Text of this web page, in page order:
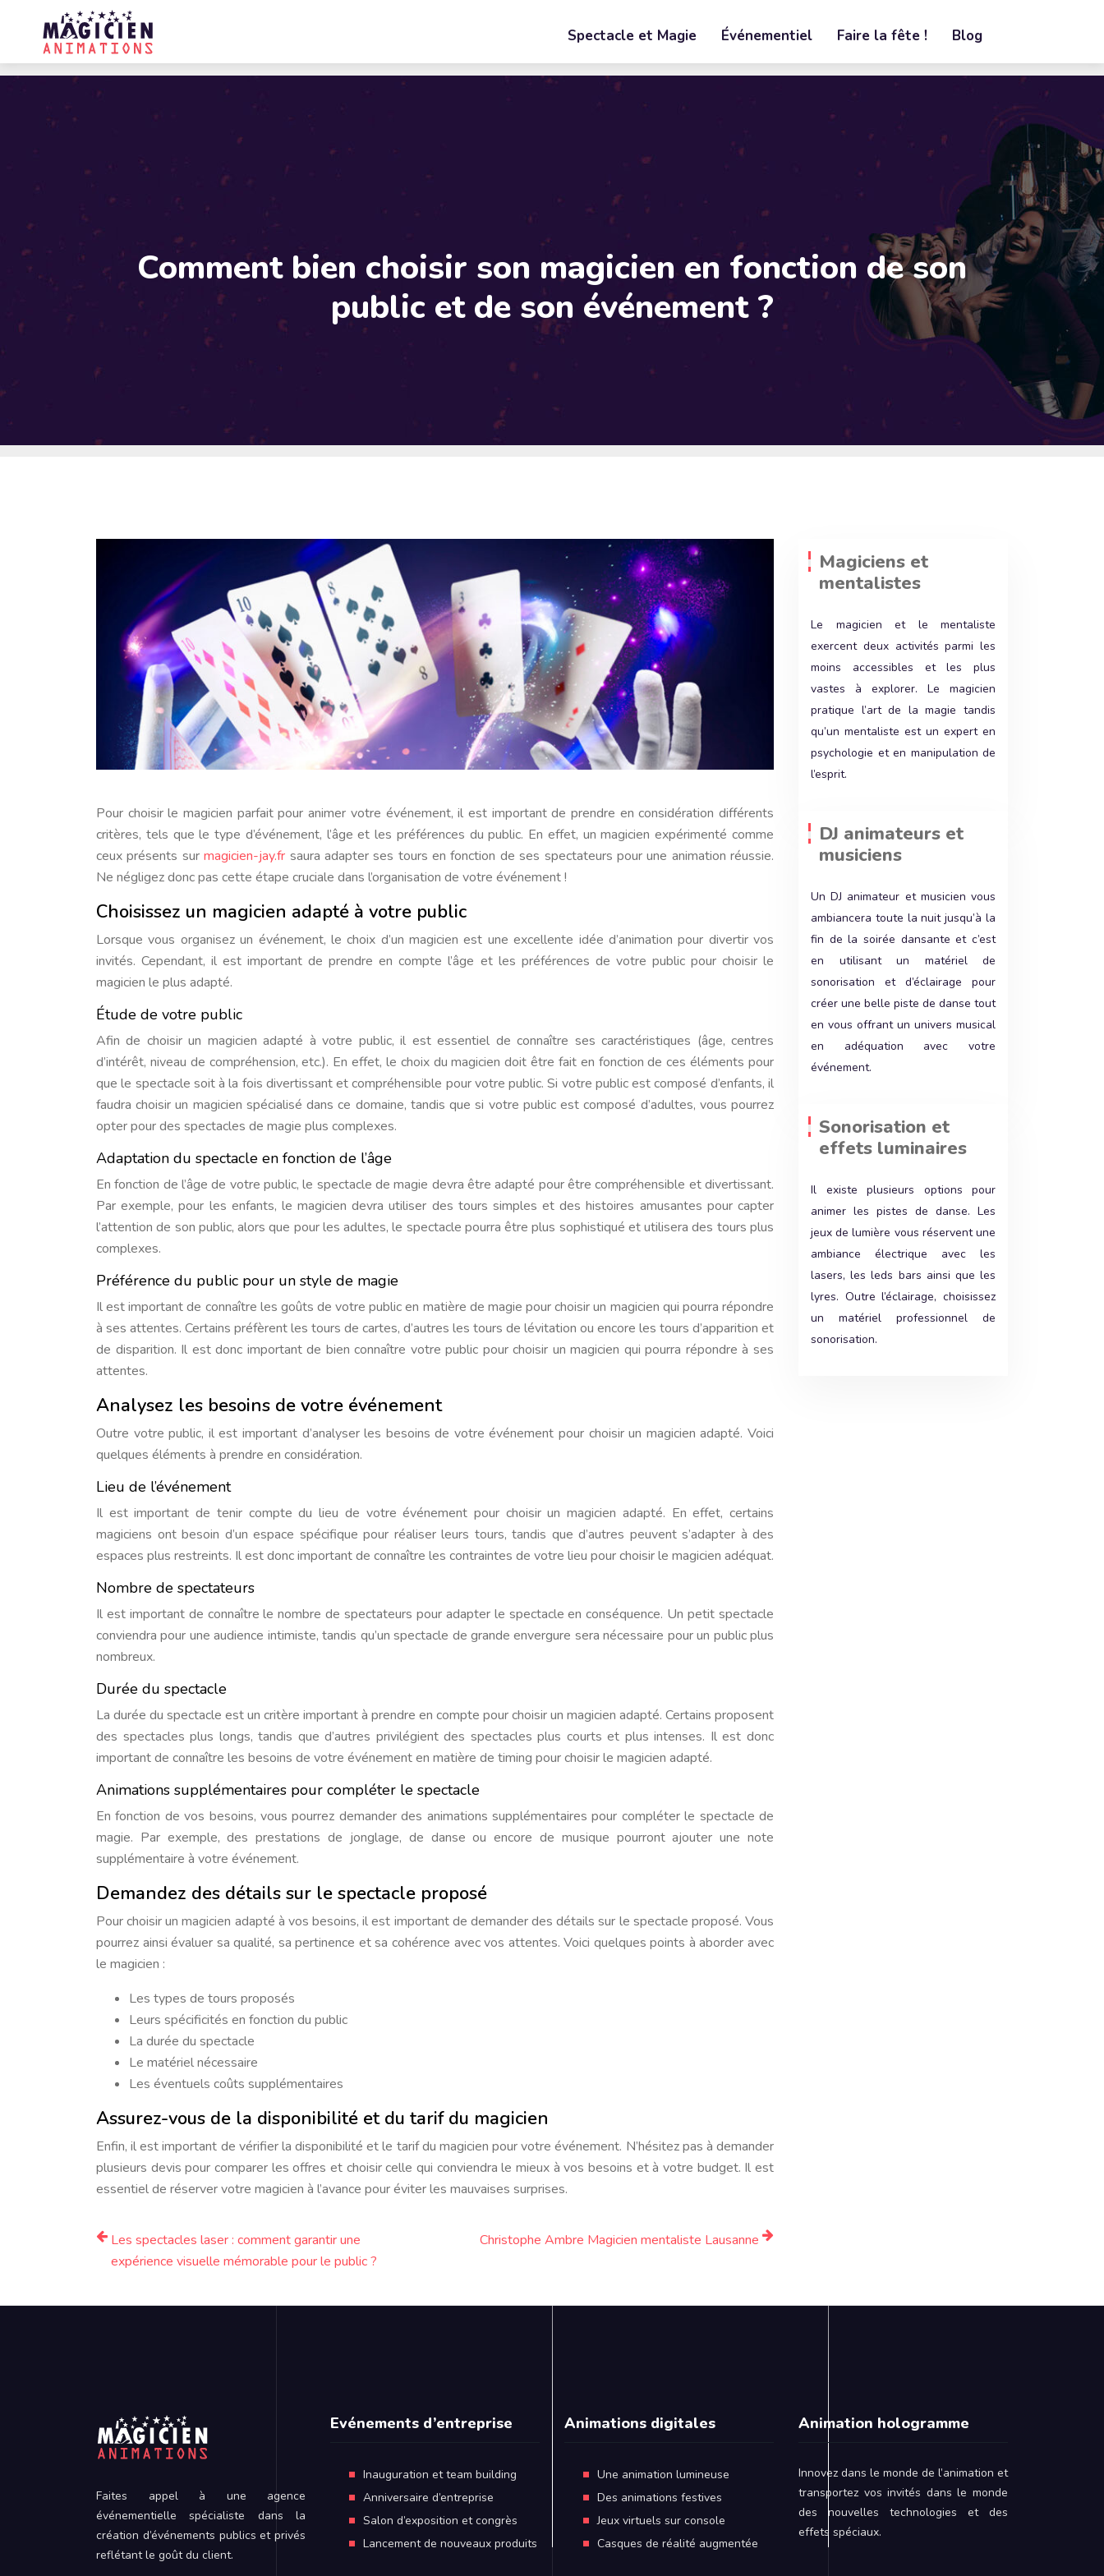
Spectacle et Magie Événementiel Faire la fête ! Blog
Comment bien choisir son magicien en fonction de son
public et de son événement ?
Pour choisir le magicien parfait pour animer votre événement, il est important de prendre en considération différents
critères, tels que le type d’événement, l’âge et les préférences du public. En effet, un magicien expérimenté comme
ceux présents surmagicien-jay.fr saura adapter ses tours en fonction de ses spectateurs pour une animation réussie.
Ne négligez donc pas cette étape cruciale dans l’organisation de votre événement !
Choisissez un magicien adapté à votre public
Lorsque vous organisez un événement, le choix d’un magicien est une excellente idée d’animation pour divertir vos
invités. Cependant, il est important de prendre en compte l’âge et les préférences de votre public pour choisir le
magicien le plus adapté.
Étude de votre public
Afin de choisir un magicien adapté à votre public, il est essentiel de connaître ses caractéristiques (âge, centres
d’intérêt, niveau de compréhension, etc.). En effet, le choix du magicien doit être fait en fonction de ces éléments pour
que le spectacle soit à la fois divertissant et compréhensible pour votre public. Si votre public est composé d’enfants, il
faudra choisir un magicien spécialisé dans ce domaine, tandis que si votre public est composé d’adultes, vous pourrez
opter pour des spectacles de magie plus complexes.
Adaptation du spectacle en fonction de l’âge
En fonction de l’âge de votre public, le spectacle de magie devra être adapté pour être compréhensible et divertissant.
Par exemple, pour les enfants, le magicien devra utiliser des tours simples et des histoires amusantes pour capter
l’attention de son public, alors que pour les adultes, le spectacle pourra être plus sophistiqué et utilisera des tours plus
complexes.
Préférence du public pour un style de magie
Il est important de connaître les goûts de votre public en matière de magie pour choisir un magicien qui pourra répondre
à ses attentes. Certains préfèrent les tours de cartes, d’autres les tours de lévitation ou encore les tours d’apparition et
de disparition. Il est donc important de bien connaître votre public pour choisir un magicien qui pourra répondre à ses
attentes.
Analysez les besoins de votre événement
Outre votre public, il est important d’analyser les besoins de votre événement pour choisir un magicien adapté. Voici
quelques éléments à prendre en considération.
Lieu de l’événement
Il est important de tenir compte du lieu de votre événement pour choisir un magicien adapté. En effet, certains
magiciens ont besoin d’un espace spécifique pour réaliser leurs tours, tandis que d’autres peuvent s’adapter à des
espaces plus restreints. Il est donc important de connaître les contraintes de votre lieu pour choisir le magicien adéquat.
Nombre de spectateurs
Il est important de connaître le nombre de spectateurs pour adapter le spectacle en conséquence. Un petit spectacle
conviendra pour une audience intimiste, tandis qu’un spectacle de grande envergure sera nécessaire pour un public plus
nombreux.
Durée du spectacle
La durée du spectacle est un critère important à prendre en compte pour choisir un magicien adapté. Certains proposent
des spectacles plus longs, tandis que d’autres privilégient des spectacles plus courts et plus intenses. Il est donc
important de connaître les besoins de votre événement en matière de timing pour choisir le magicien adapté.
Animations supplémentaires pour compléter le spectacle
En fonction de vos besoins, vous pourrez demander des animations supplémentaires pour compléter le spectacle de
magie. Par exemple, des prestations de jonglage, de danse ou encore de musique pourront ajouter une note
supplémentaire à votre événement.
Demandez des détails sur le spectacle proposé
Pour choisir un magicien adapté à vos besoins, il est important de demander des détails sur le spectacle proposé. Vous
pourrez ainsi évaluer sa qualité, sa pertinence et sa cohérence avec vos attentes. Voici quelques points à aborder avec
le magicien :
Les types de tours proposés
Leurs spécificités en fonction du public
La durée du spectacle
Le matériel nécessaire
Les éventuels coûts supplémentaires
Assurez-vous de la disponibilité et du tarif du magicien
Enfin, il est important de vérifier la disponibilité et le tarif du magicien pour votre événement. N’hésitez pas à demander
plusieurs devis pour comparer les offres et choisir celle qui conviendra le mieux à vos besoins et à votre budget. Il est
essentiel de réserver votre magicien à l’avance pour éviter les mauvaises surprises.
Les spectacles laser : comment garantir une
expérience visuelle mémorable pour le public ?
Christophe Ambre Magicien mentaliste Lausanne
Magiciens et
mentalistes
Le magicien et le mentaliste
exercent deux activités parmi les
moins accessibles et les plus
vastes à explorer. Le magicien
pratique l’art de la magie tandis
qu’un mentaliste est un expert en
psychologie et en manipulation de
l’esprit.
DJ animateurs et
musiciens
Un DJ animateur et musicien vous
ambiancera toute la nuit jusqu’à la
fin de la soirée dansante et c’est
en utilisant un matériel de
sonorisation et d’éclairage pour
créer une belle piste de danse tout
en vous offrant un univers musical
en adéquation avec votre
événement.
Sonorisation et
effets luminaires
Il existe plusieurs options pour
animer les pistes de danse. Les
jeux de lumière vous réservent une
ambiance électrique avec les
lasers, les leds bars ainsi que les
lyres. Outre l’éclairage, choisissez
un matériel professionnel de
sonorisation.
Faites appel à une agence
événementielle spécialiste dans la
création d’événements publics et privés
reflétant le goût du client.
Evénements d’entreprise
Inauguration et team building
Anniversaire d’entreprise
Salon d’exposition et congrès
Lancement de nouveaux produits
Animations digitales
Une animation lumineuse
Des animations festives
Jeux virtuels sur console
Casques de réalité augmentée
Animation hologramme
Innovez dans le monde de l’animation et
transportez vos invités dans le monde
des nouvelles technologies et des
effets spéciaux.